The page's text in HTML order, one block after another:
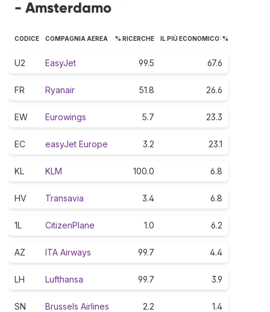
- Amsterdamo
CODICE COMPAGNIA AEREA % RICERCHE IL PIÙ ECONOMICO: %
U2 EasyJet 99.5 67.6
FR Ryanair 51.8 26.6
EW Eurowings 5.7 23.3
EC easyJet Europe 3.2 23.1
KL KLM 100.0 6.8
HV Transavia 3.4 6.8
1L CitizenPlane 1.0 6.2
AZ ITA Airways 99.7 4.4
LH Lufthansa 99.7 3.9
SN Brussels Airlines 2.2 1.4